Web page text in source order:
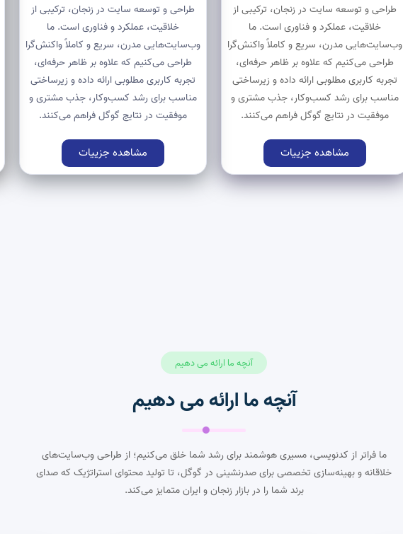
طراحی و توسعه سایت در زنجان، ترکیبی از
خلاقیت، عملکرد و فناوری است. ما
وب‌سایت‌هایی مدرن، سریع و کاملاً واکنش‌گرا
طراحی می‌کنیم که علاوه بر ظاهر حرفه‌ای،
تجربه کاربری مطلوبی ارائه داده و زیرساختی
مناسب برای رشد کسب‌وکار، جذب مشتری و
موفقیت در نتایج گوگل فراهم می‌کنند.
مشاهده جزییات
طراحی و توسعه سایت در زنجان، ترکیبی از
خلاقیت، عملکرد و فناوری است. ما
وب‌سایت‌هایی مدرن، سریع و کاملاً واکنش‌گرا
طراحی می‌کنیم که علاوه بر ظاهر حرفه‌ای،
تجربه کاربری مطلوبی ارائه داده و زیرساختی
مناسب برای رشد کسب‌وکار، جذب مشتری و
موفقیت در نتایج گوگل فراهم می‌کنند.
مشاهده جزییات
آنچه ما ارائه می دهیم
آنچه ما ارائه می دهیم
ما فراتر از کدنویسی، مسیری هوشمند برای رشد شما خلق می‌کنیم؛ از طراحی وب‌سایت‌های
خلاقانه و بهینه‌سازی تخصصی برای صدرنشینی در گوگل، تا تولید محتوای استراتژیک که صدای
برند شما را در بازار زنجان و ایران متمایز می‌کند.